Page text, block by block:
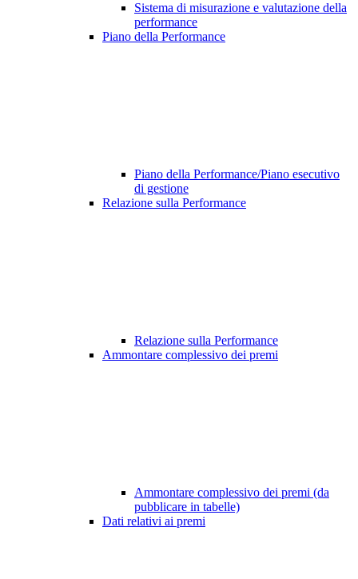
Sistema di misurazione e valutazione della
performance
Piano della Performance
Piano della Performance/Piano esecutivo
di gestione
Relazione sulla Performance
Relazione sulla Performance
Ammontare complessivo dei premi
Ammontare complessivo dei premi (da
pubblicare in tabelle)
Dati relativi ai premi